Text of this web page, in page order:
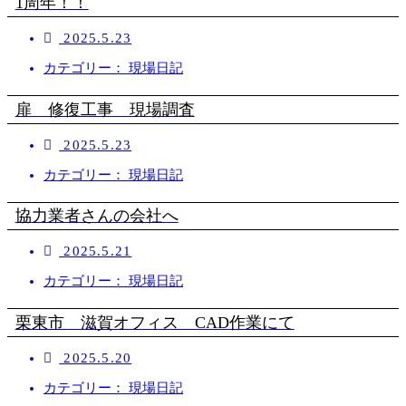
2025.5.23
カテゴリー： 現場日記
扉 修復工事 現場調査
2025.5.23
カテゴリー： 現場日記
協力業者さんの会社へ
2025.5.21
カテゴリー： 現場日記
栗東市 滋賀オフィス CAD作業にて
2025.5.20
カテゴリー： 現場日記